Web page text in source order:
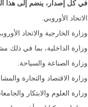
في كل إصدار، ينضم إلى هذا
الاتحاد الأوروبي.
وزارة الخارجية والاتحاد
وزارة الداخلية، بما في ذلك
وزارة الصناعة والسياحة.
وزارة الاقتصاد والتجارة
وزارة العلوم والابتكار